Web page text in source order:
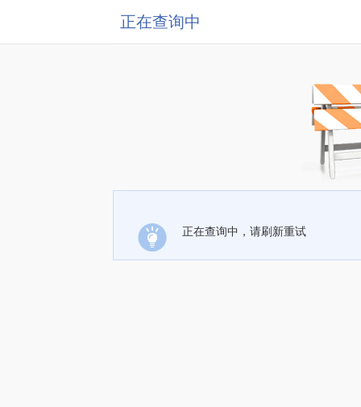
正在查询中
正在查询中，请刷新重试